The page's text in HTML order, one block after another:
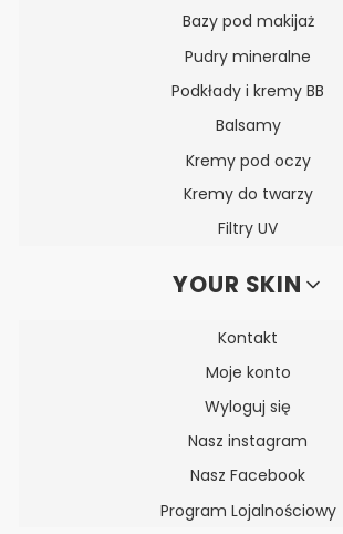
Bazy pod makijaż
Pudry mineralne
Podkłady i kremy BB
Balsamy
Kremy pod oczy
Kremy do twarzy
Filtry UV
YOUR SKIN
Kontakt
Moje konto
Wyloguj się
Nasz instagram
Nasz Facebook
Program Lojalnościowy